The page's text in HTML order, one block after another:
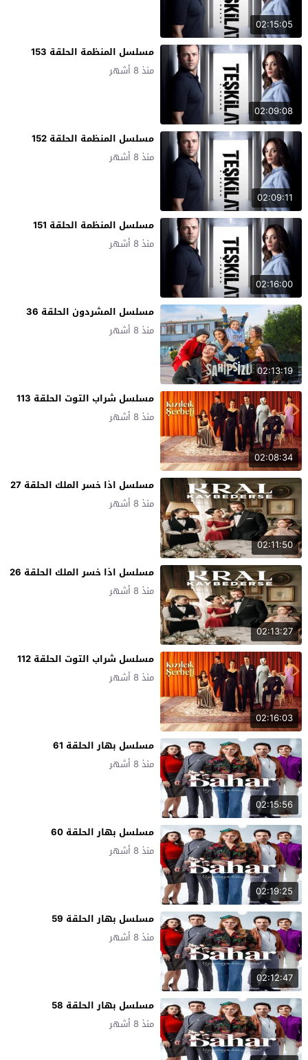
02:15:05
02:09:08
مسلسل المنظمة الحلقة 153
منذ 8 أشهر
02:09:11
مسلسل المنظمة الحلقة 152
منذ 8 أشهر
02:16:00
مسلسل المنظمة الحلقة 151
منذ 8 أشهر
02:13:19
مسلسل المشردون الحلقة 36
منذ 8 أشهر
02:08:34
مسلسل شراب التوت الحلقة 113
منذ 8 أشهر
02:11:50
مسلسل اذا خسر الملك الحلقة 27
منذ 8 أشهر
02:13:27
مسلسل اذا خسر الملك الحلقة 26
منذ 8 أشهر
02:16:03
مسلسل شراب التوت الحلقة 112
منذ 8 أشهر
02:15:56
مسلسل بهار الحلقة 61
منذ 8 أشهر
02:19:25
مسلسل بهار الحلقة 60
منذ 8 أشهر
02:12:47
مسلسل بهار الحلقة 59
منذ 8 أشهر
مسلسل بهار الحلقة 58
منذ 8 أشهر